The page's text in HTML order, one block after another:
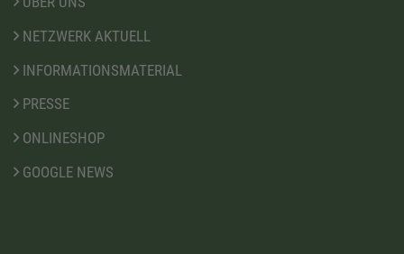
NETZWERK AKTUELL
INFORMATIONSMATERIAL
PRESSE
ONLINESHOP
GOOGLE NEWS